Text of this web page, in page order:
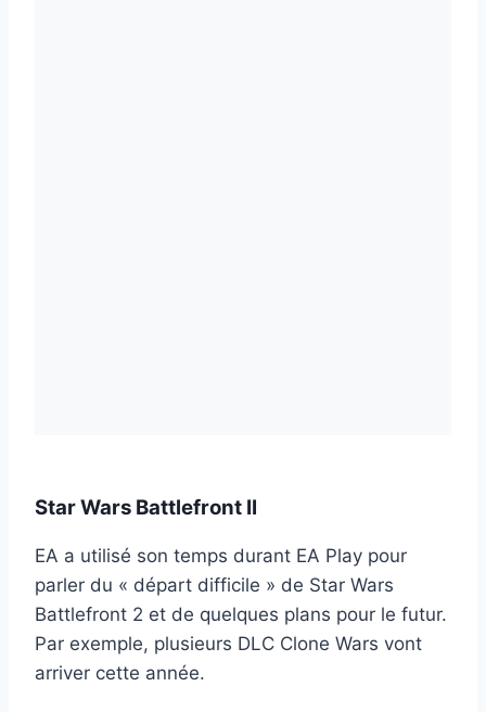
Star Wars Battlefront II
EA a utilisé son temps durant EA Play pour
parler du « départ difficile » de Star Wars
Battlefront 2 et de quelques plans pour le futur.
Par exemple, plusieurs DLC Clone Wars vont
arriver cette année.